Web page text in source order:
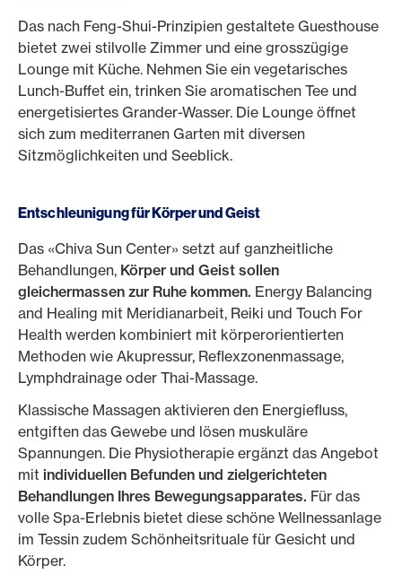
Das nach Feng-Shui-Prinzipien gestaltete Guesthouse
bietet zwei stilvolle Zimmer und eine grosszügige
Lounge mit Küche. Nehmen Sie ein vegetarisches
Lunch-Buffet ein, trinken Sie aromatischen Tee und
energetisiertes Grander-Wasser. Die Lounge öffnet
sich zum mediterranen Garten mit diversen
Sitzmöglichkeiten und Seeblick.
Entschleunigung für Körper und Geist
Das «Chiva Sun Center» setzt auf ganzheitliche
Behandlungen, Körper und Geist sollen
gleichermassen zur Ruhe kommen. Energy Balancing
and Healing mit Meridianarbeit, Reiki und Touch For
Health werden kombiniert mit körperorientierten
Methoden wie Akupressur, Reflexzonenmassage,
Lymphdrainage oder Thai-Massage.
Klassische Massagen aktivieren den Energiefluss,
entgiften das Gewebe und lösen muskuläre
Spannungen. Die Physiotherapie ergänzt das Angebot
mit individuellen Befunden und zielgerichteten
Behandlungen Ihres Bewegungsapparates. Für das
volle Spa-Erlebnis bietet diese schöne Wellnessanlage
im Tessin zudem Schönheitsrituale für Gesicht und
Körper.